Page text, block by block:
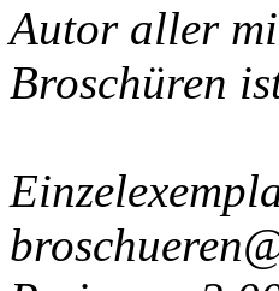
Autor aller
Broschüren